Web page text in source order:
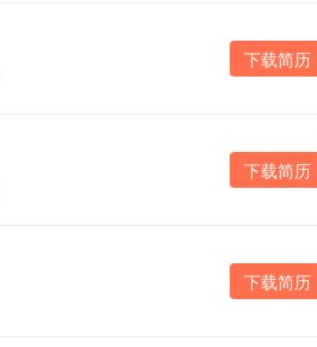
下载简历
下载简历
下载简历